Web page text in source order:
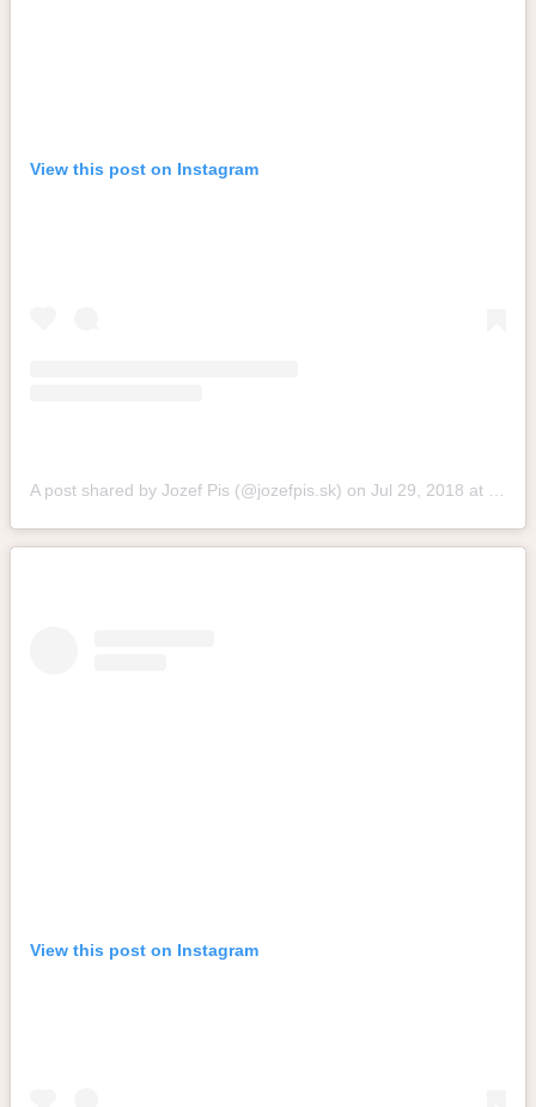
View this post on Instagram
A post shared by Jozef Pis (@jozefpis.sk) on Jul 29, 2018 at 12:08pm PDT
View this post on Instagram